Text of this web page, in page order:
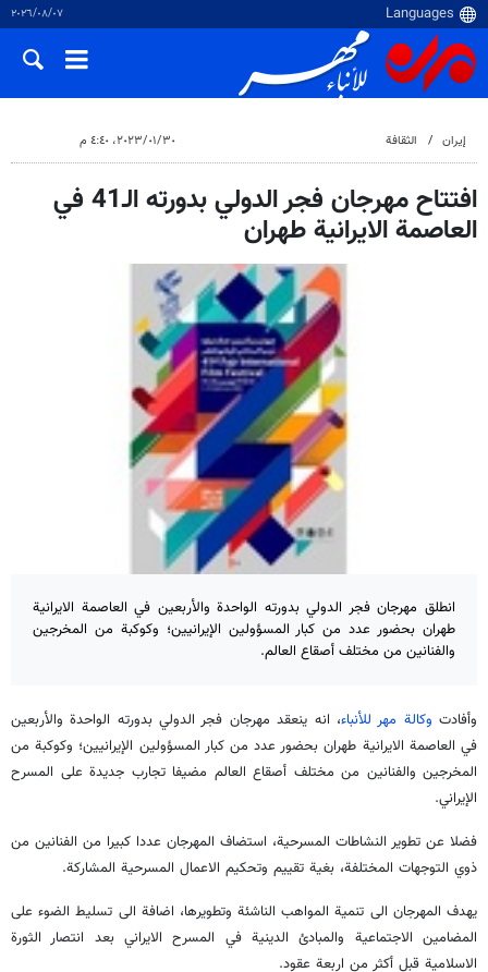
٠٧‏/٠٨‏/٢٠٢٦
إيران الثقافة ٣٠‏/٠١‏/٢٠٢٣، ٤:٤٠ م
افتتاح مهرجان فجر الدولي بدورته الـ41 في
العاصمة الايرانية طهران
انطلق مهرجان فجر الدولي بدورته الواحدة والأربعين في العاصمة الايرانية
طهران بحضور عدد من كبار المسؤولين الإيرانيين؛ وكوكبة من المخرجين
والفنانين من مختلف أصقاع العالم.
وأفادت وكالة مهر للأنباء، انه ينعقد مهرجان فجر الدولي بدورته الواحدة والأربعين
في العاصمة الايرانية طهران بحضور عدد من كبار المسؤولين الإيرانيين؛ وكوكبة من
المخرجين والفنانين من مختلف أصقاع العالم مضيفا تجارب جديدة علی المسرح
الإيراني.
فضلا عن تطوير النشاطات المسرحية، استضاف المهرجان عددا كبيرا من الفنانين من
ذوي التوجهات المختلفة، بغية تقييم وتحكيم الاعمال المسرحية المشاركة.
يهدف المهرجان الى تنمية المواهب الناشئة وتطويرها، اضافة الى تسليط الضوء على
المضامين الاجتماعية والمبادئ الدينية في المسرح الايراني بعد انتصار الثورة
الاسلامية قبل أكثر من اربعة عقود.